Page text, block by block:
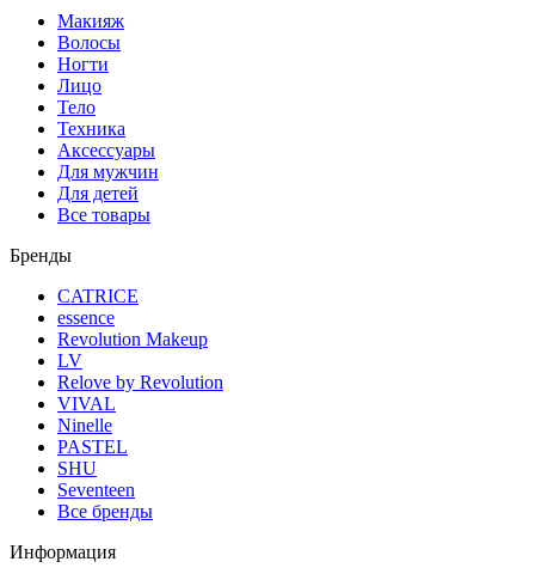
Макияж
Волосы
Ногти
Лицо
Тело
Техника
Аксессуары
Для мужчин
Для детей
Все товары
Бренды
CATRICE
essence
Revolution Makeup
LV
Relove by Revolution
VIVAL
Ninelle
PASTEL
SHU
Seventeen
Все бренды
Информация